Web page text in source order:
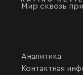
Мир сквозь
Аналитика
Контактная